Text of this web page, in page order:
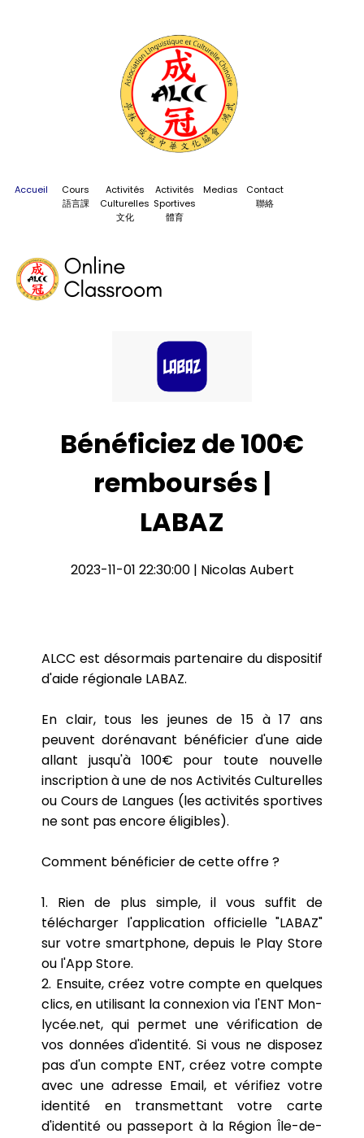
Accueil
Cours
語言課
Activités
Culturelles
文化
Activités
Sportives
體育
Medias
Contact
聯絡
Bénéficiez de 100€
remboursés |
LABAZ
2023-11-01 22:30:00 | Nicolas Aubert
ALCC est désormais partenaire du dispositif
d'aide régionale LABAZ.
En clair, tous les jeunes de 15 à 17 ans
peuvent dorénavant bénéficier d'une aide
allant jusqu'à 100€ pour toute nouvelle
inscription à une de nos Activités Culturelles
ou Cours de Langues (les activités sportives
ne sont pas encore éligibles).
Comment bénéficier de cette offre ?
1. Rien de plus simple, il vous suffit de
télécharger l'application officielle "LABAZ"
sur votre smartphone, depuis le Play Store
ou l'App Store.
2. Ensuite, créez votre compte en quelques
clics, en utilisant la connexion via l'ENT Mon-
lycée.net, qui permet une vérification de
vos données d'identité. Si vous ne disposez
pas d'un compte ENT, créez votre compte
avec une adresse Email, et vérifiez votre
identité en transmettant votre carte
d'identité ou passeport à la Région Île-de-